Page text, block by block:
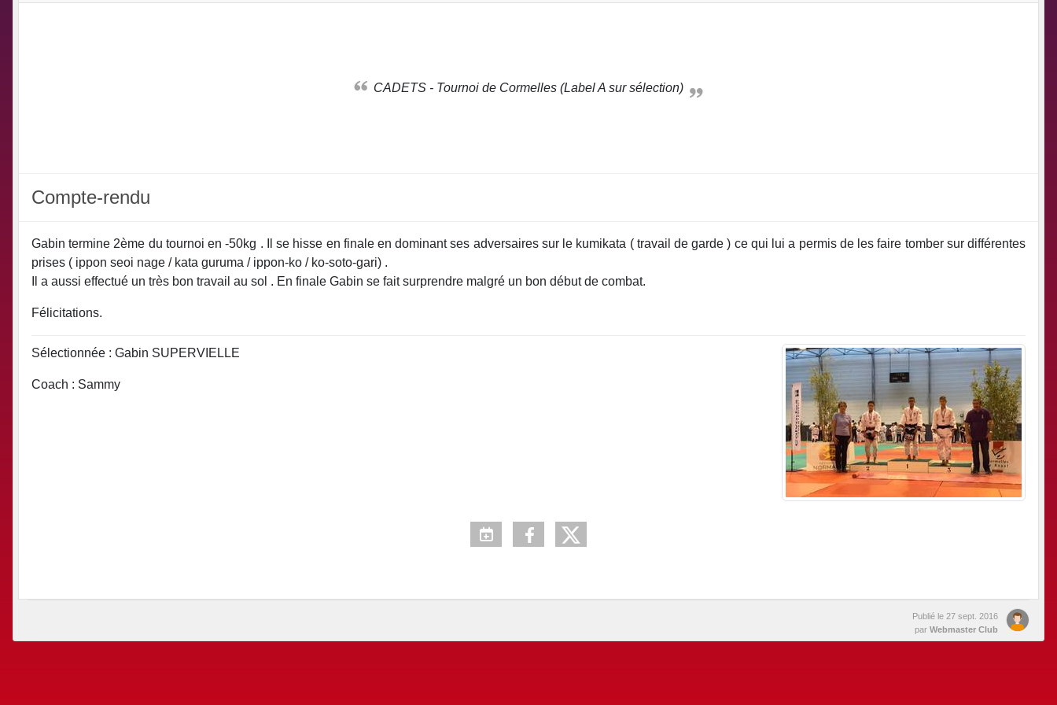
CADETS - Tournoi de Cormelles (Label A sur sélection)
Compte-rendu
Gabin termine 2ème du tournoi en -50kg . Il se hisse en finale en dominant ses adversaires sur le kumikata ( travail de garde ) ce qui lui a permis de les faire tomber sur différentes
prises ( ippon seoi nage / kata guruma / ippon-ko / ko-soto-gari) .
Il a aussi effectué un très bon travail au sol . En finale Gabin se fait surprendre malgré un bon début de combat.
Félicitations.
Sélectionnée : Gabin SUPERVIELLE
Coach : Sammy
Publié le 27 sept. 2016
par Webmaster Club